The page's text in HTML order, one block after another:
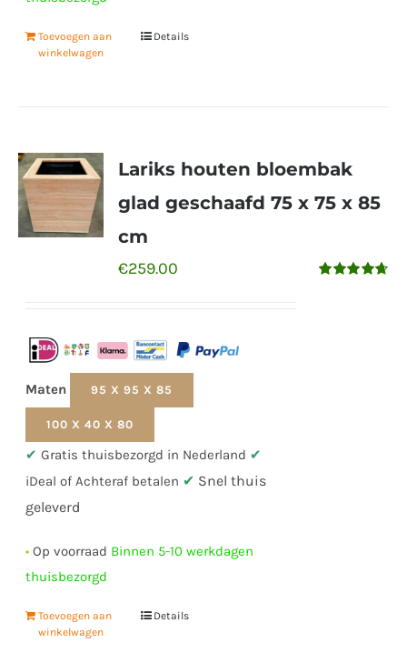
Toevoegen aan
winkelwagen
Details
Lariks houten bloembak
glad geschaafd 75 x 75 x 85
cm
€259.00
Maten 95 X 95 X 85
100 X 40 X 80
✔ Gratis thuisbezorgd in Nederland ✔
iDeal of Achteraf betalen ✔ Snel thuis
geleverd
• Op voorraad Binnen 5-10 werkdagen
thuisbezorgd
Toevoegen aan
winkelwagen
Details